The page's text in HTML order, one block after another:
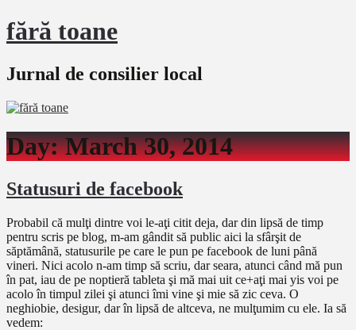
fără toane
Jurnal de consilier local
Day:March 30, 2014
Statusuri de facebook
Probabil că mulţi dintre voi le-aţi citit deja, dar din lipsă de timp
pentru scris pe blog, m-am gândit să public aici la sfârşit de
săptămână, statusurile pe care le pun pe facebook de luni până
vineri. Nici acolo n-am timp să scriu, dar seara, atunci când mă pun
în pat, iau de pe noptieră tableta şi mă mai uit ce+aţi mai yis voi pe
acolo în timpul zilei şi atunci îmi vine şi mie să zic ceva. O
neghiobie, desigur, dar în lipsă de altceva, ne mulţumim cu ele. Ia să
vedem: